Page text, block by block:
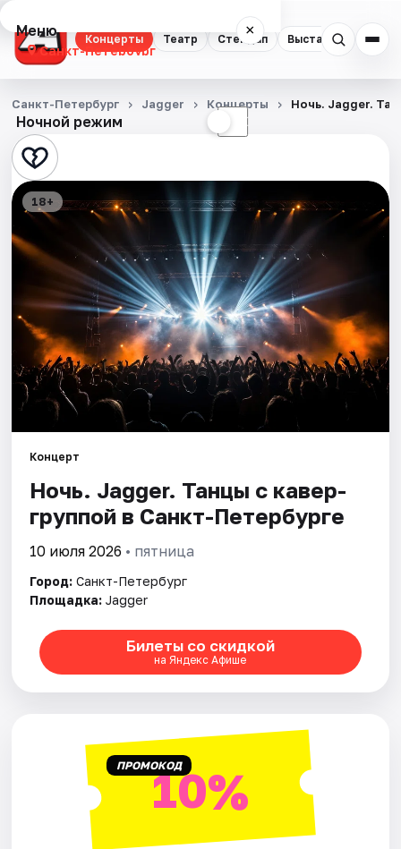
Концерты Театр Стендап Выставки
Меню ×
Санкт-Петербург
Концерты
Театр
Стендап
Выставки
Квесты
Экскурсии
Спорт
События
Площадки
Артисты
Ночной режим ☾
Санкт-Петербург Jagger Концерты Ночь. Jagger.
18+
Концерт
Ночь. Jagger. Танцы с кавер-
группой в Санкт-Петербурге
10 июля 2026 • пятница
Город: Санкт-Петербург
Площадка: Jagger
Билеты со скидкой
на Яндекс Афише
ПРОМОКОД10%